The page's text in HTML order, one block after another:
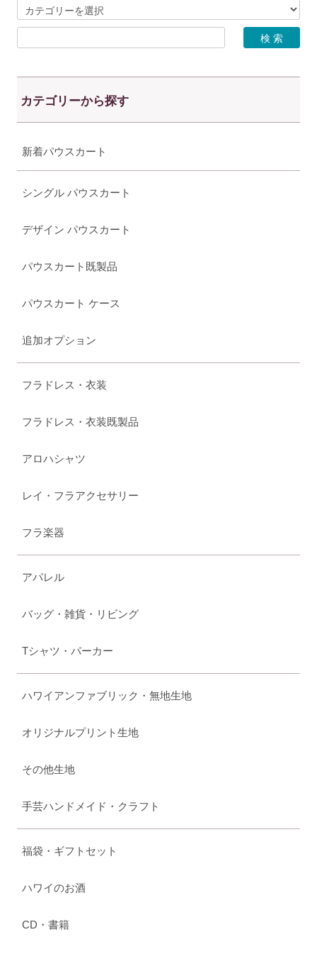
カテゴリーから探す
新着パウスカート
シングル パウスカート
デザイン パウスカート
パウスカート既製品
パウスカート ケース
追加オプション
フラドレス・衣装
フラドレス・衣装既製品
アロハシャツ
レイ・フラアクセサリー
フラ楽器
アパレル
バッグ・雑貨・リビング
Tシャツ・パーカー
ハワイアンファブリック・無地生地
オリジナルプリント生地
その他生地
手芸ハンドメイド・クラフト
福袋・ギフトセット
ハワイのお酒
CD・書籍